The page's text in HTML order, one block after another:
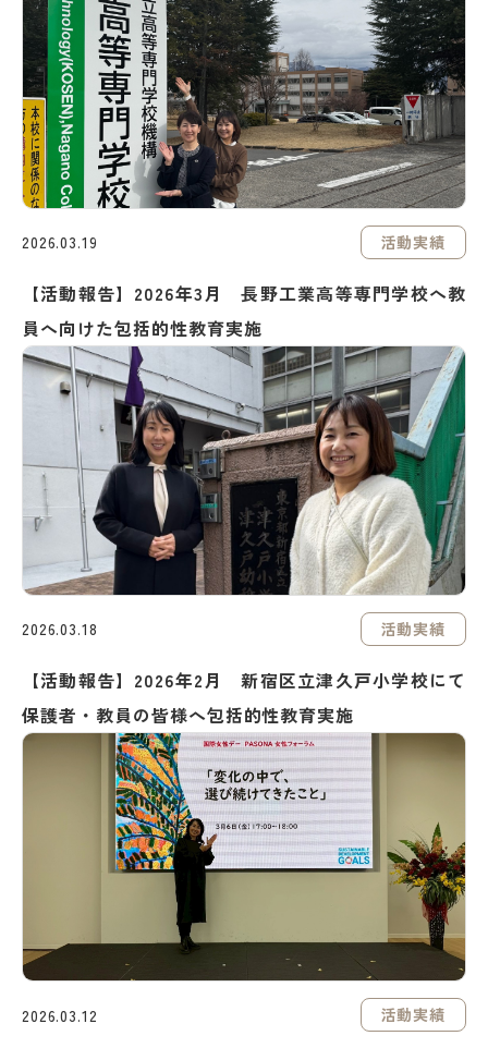
2026.03.19 活動実績
【活動報告】2026年3月 長野工業高等専門学校へ教
員へ向けた包括的性教育実施
2026.03.18 活動実績
【活動報告】2026年2月 新宿区立津久戸小学校にて
保護者・教員の皆様へ包括的性教育実施
2026.03.12 活動実績